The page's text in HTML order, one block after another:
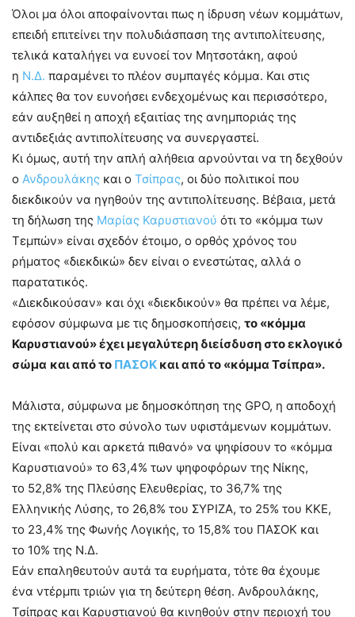
Όλοι μα όλοι αποφαίνονται πως η ίδρυση νέων κομμάτων,
επειδή επιτείνει την πολυδιάσπαση της αντιπολίτευσης,
τελικά καταλήγει να ευνοεί τον Μητσοτάκη, αφού
η Ν.Δ. παραμένει το πλέον συμπαγές κόμμα. Και στις
κάλπες θα τον ευνοήσει ενδεχομένως και περισσότερο,
εάν αυξηθεί η αποχή εξαιτίας της ανημποριάς της
αντιδεξιάς αντιπολίτευσης να συνεργαστεί.
Κι όμως, αυτή την απλή αλήθεια αρνούνται να τη δεχθούν
ο Ανδρουλάκης και ο Τσίπρας, οι δύο πολιτικοί που
διεκδικούν να ηγηθούν της αντιπολίτευσης. Βέβαια, μετά
τη δήλωση της Μαρίας Καρυστιανού ότι το «κόμμα των
Τεμπών» είναι σχεδόν έτοιμο, ο ορθός χρόνος του
ρήματος «διεκδικώ» δεν είναι ο ενεστώτας, αλλά ο
παρατατικός.
«Διεκδικούσαν» και όχι «διεκδικούν» θα πρέπει να λέμε,
εφόσον σύμφωνα με τις δημοσκοπήσεις, το «κόμμα
Καρυστιανού» έχει μεγαλύτερη διείσδυση στο εκλογικό
σώμα και από το ΠΑΣΟΚ και από το «κόμμα Τσίπρα».
Μάλιστα, σύμφωνα με δημοσκόπηση της GPO, η αποδοχή
της εκτείνεται στο σύνολο των υφιστάμενων κομμάτων.
Είναι «πολύ και αρκετά πιθανό» να ψηφίσουν το «κόμμα
Καρυστιανού» το 63,4% των ψηφοφόρων της Νίκης,
το 52,8% της Πλεύσης Ελευθερίας, το 36,7% της
Ελληνικής Λύσης, το 26,8% του ΣΥΡΙΖΑ, το 25% του ΚΚΕ,
το 23,4% της Φωνής Λογικής, το 15,8% του ΠΑΣΟΚ και
το 10% της Ν.Δ.
Εάν επαληθευτούν αυτά τα ευρήματα, τότε θα έχουμε
ένα ντέρμπι τριών για τη δεύτερη θέση. Ανδρουλάκης,
Τσίπρας και Καρυστιανού θα κινηθούν στην περιοχή του